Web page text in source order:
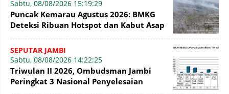
Sabtu, 08/08/2026 15:19:29
Puncak Kemarau Agustus 2026: BMKG
Deteksi Ribuan Hotspot dan Kabut Asap
SEPUTAR JAMBI
Sabtu, 08/08/2026 14:22:25
Triwulan II 2026, Ombudsman Jambi
Peringkat 3 Nasional Penyelesaian